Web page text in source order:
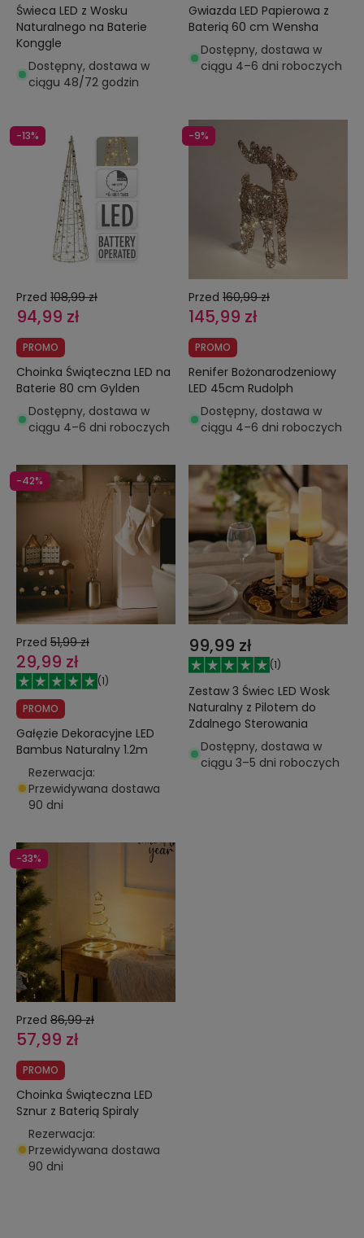
Świeca LED z Wosku
Naturalnego na Baterie
Konggle
Dostępny, dostawa w
ciągu 48/72 godzin
Gwiazda LED Papierowa z
Baterią 60 cm Wensha
Dostępny, dostawa w
ciągu 4–6 dni roboczych
-13%
Przed 108,99 zł
94,99 zł
PROMO
Choinka Świąteczna LED na
Baterie 80 cm Gylden
Dostępny, dostawa w
ciągu 4–6 dni roboczych
-9%
Przed 160,99 zł
145,99 zł
PROMO
Renifer Bożonarodzeniowy
LED 45cm Rudolph
Dostępny, dostawa w
ciągu 4–6 dni roboczych
-42%
Przed 51,99 zł
29,99 zł
(1)
PROMO
Gałęzie Dekoracyjne LED
Bambus Naturalny 1.2m
Rezerwacja:
Przewidywana dostawa
90 dni
99,99 zł
(1)
Zestaw 3 Świec LED Wosk
Naturalny z Pilotem do
Zdalnego Sterowania
Dostępny, dostawa w
ciągu 3–5 dni roboczych
-33%
Przed 86,99 zł
57,99 zł
PROMO
Choinka Świąteczna LED
Sznur z Baterią Spiraly
Rezerwacja:
Przewidywana dostawa
90 dni